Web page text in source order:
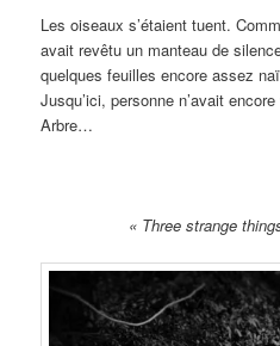
Les oiseaux s’étaient tuent.
avait revêtu un manteau de
quelques feuilles encore assez
Jusqu’ici, personne n’avait
Arbre…
« Three strange